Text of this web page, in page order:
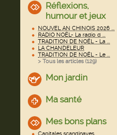
Réflexions,
humour et jeux
NOUVEL AN CHINOIS 2026 ...
RADIO NOËL- La radio d ...
TRADITION DE NOËL - La ...
LA CHANDELEUR
TRADITION DE NOËL - Le ...
> Tous les articles (129)
Mon jardin
Ma santé
Mes bons plans